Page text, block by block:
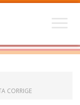
CORRIGE